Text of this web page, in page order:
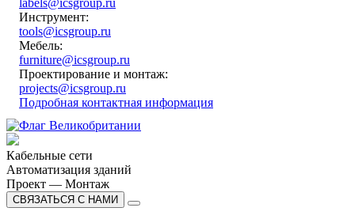
Инструмент:
tools@icsgroup.ru
Мебель:
furniture@icsgroup.ru
Проектирование и монтаж:
projects@icsgroup.ru
Подробная контактная информация
Кабельные сети
Автоматизация зданий
Проект — Монтаж
СВЯЗАТЬСЯ С НАМИ